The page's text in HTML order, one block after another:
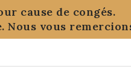
cause de congés.
Nous vous